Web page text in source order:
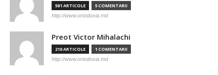
581 ARTICOLE 5 COMENTARII
http://www.ortodoxia.md
Preot Victor Mihalachi
210 ARTICOLE 1 COMENTARII
http://www.ortodoxia.md